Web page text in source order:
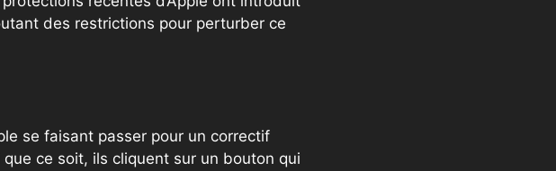
des restrictions pour perturber ce
se faisant passer pour un correctif
ce soit, ils cliquent sur un bouton qui